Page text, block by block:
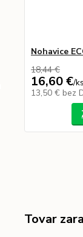
Nohavice
18,44 €
16,60 €/ks
13,50 € bez
Tovar